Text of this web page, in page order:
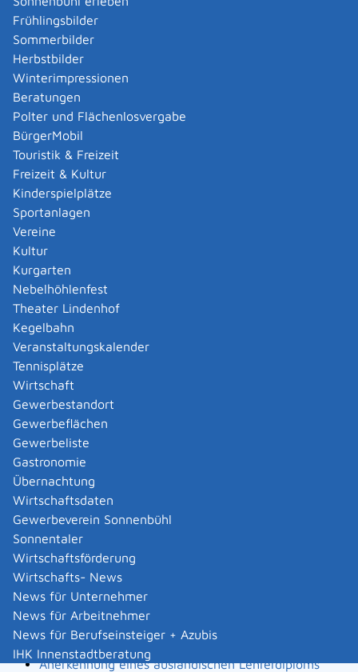
Frühlingsbilder
Sommerbilder
Herbstbilder
Winterimpressionen
Beratungen
Polter und Flächenlosvergabe
BürgerMobil
Touristik & Freizeit
Freizeit & Kultur
Kinderspielplätze
Sportanlagen
Vereine
Kultur
Kurgarten
Nebelhöhlenfest
Theater Lindenhof
Kegelbahn
Veranstaltungskalender
Tennisplätze
Wirtschaft
Gewerbestandort
Gewerbeflächen
Gewerbeliste
Gastronomie
Übernachtung
Wirtschaftsdaten
Gewerbeverein Sonnenbühl
Sonnentaler
Wirtschaftsförderung
Wirtschafts- News
News für Unternehmer
News für Arbeitnehmer
News für Berufseinsteiger + Azubis
IHK Innenstadtberatung
Als Servicedienstleisterin oder Servicedienstleister
im Rahmen der Geldwäscheaufsicht registrieren
Altenpfleger, Arbeitserzieher, Haus- und
Familienpfleger, Heilerziehungsassistent,
Heilpädagoge, Jugend- und Heimerzieher,
Sozialarbeiter, Sozialpädagoge mit ausländischer
Berufsausbildung – Erlaubnis zur Führung der
Berufsbezeichnung beantragen
Altersrente - Rente bei vorzeitigem Eintritt in den
Ruhestand beantragen
Altersrente für besonders langjährig Versicherte
beantragen
Altersrente für schwerbehinderte Menschen
beantragen
Amtliche Meldebestätigung ausstellen
Andere Strafanzeige stellen
Änderung bezüglich des Betriebs gentechnischer
Anlagen mitteilen
Änderung der Gemeinschaftslizenz beantragen
Änderung des Entwicklungsziels einer Ökokonto-
Maßnahme beantragen
Änderung des Wohnsitzes innerhalb derselben
Stadt oder Gemeinde melden
Änderung nach Beantragung oder bei Bezug von
Bürgergeld mitteilen
Änderung persönlicher Daten der Hochschule
mitteilen
Änderungen an die Krankenkasse melden
Anerkennung als gemeinnützige Stiftung
beantragen
Anerkennung als Pharmaberater beantragen
Anerkennung als Prüf-, Zertifizierung- oder
Überwachungsstelle (PÜZ-Stelle) nach
Landesbauordnung
Anerkennung eines ausländischen Lehrerdiploms